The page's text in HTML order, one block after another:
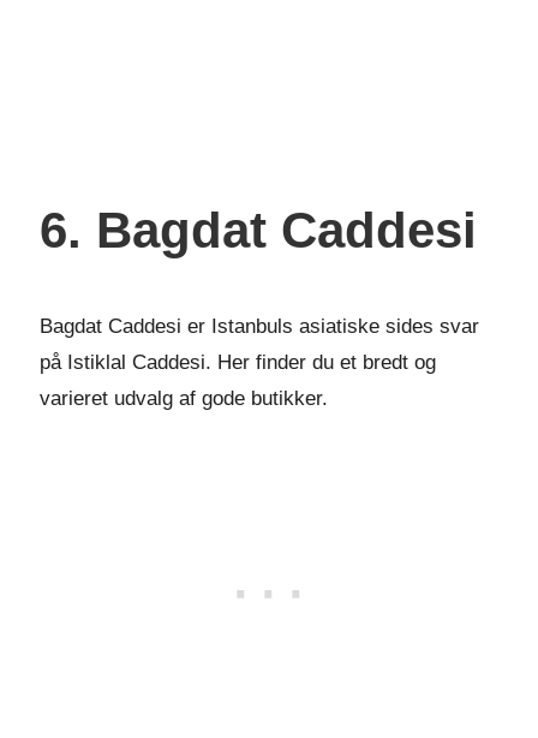
6. Bagdat Caddesi
Bagdat Caddesi er Istanbuls asiatiske sides svar
på Istiklal Caddesi. Her finder du et bredt og
varieret udvalg af gode butikker.